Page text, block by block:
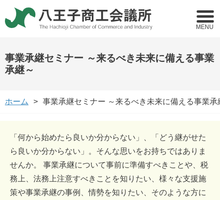
MENU
事業承継セミナー ～来るべき未来に備える事業
承継～
ホーム 事業承継セミナー ～来るべき未来に備える事業承
「何から始めたら良いか分からない」、「どう継がせた
ら良いか分からない」。そんな思いをお持ちではありま
せんか。 事業承継について事前に準備すべきことや、税
務上、法務上注意すべきことを知りたい、様々な支援施
策や事業承継の事例、情勢を知りたい、そのような方に